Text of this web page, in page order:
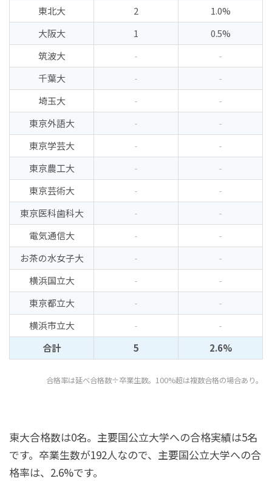
東北大
2
1.0%
大阪大
1
0.5%
筑波大
-
-
千葉大
-
-
埼玉大
-
-
東京外語大
-
-
東京学芸大
-
-
東京農工大
-
-
東京芸術大
-
-
東京医科歯科大
-
-
電気通信大
-
-
お茶の水女子大
-
-
横浜国立大
-
-
東京都立大
-
-
横浜市立大
-
-
合計
5 2.6%
合格率は延べ合格数÷卒業生数。100%超は複数合格の場合あり。
東大合格数は0名。主要国公立大学への合格実績は5名
です。卒業生数が192人なので、主要国公立大学への合
格率は、2.6%です。